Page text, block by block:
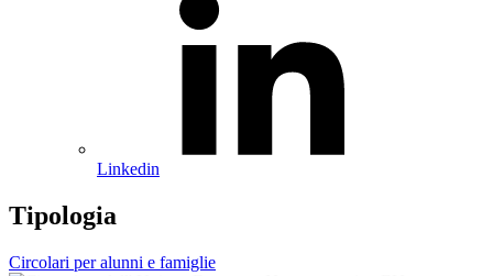
Linkedin
Tipologia
Circolari per alunni e famiglie